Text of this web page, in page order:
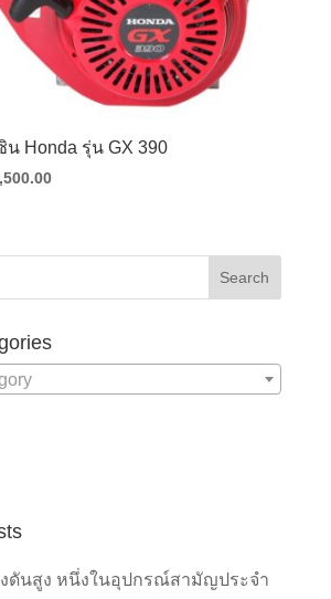
น Honda รุ่น GX 390
Current
฿16,500.00.
ดันสูง หนึ่งในอุปกรณ์สามัญประจำ